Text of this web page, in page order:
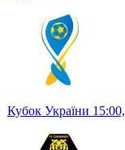
Кубок України 15:00,